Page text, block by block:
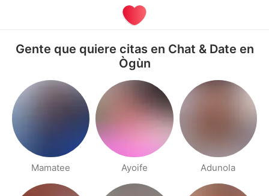
Gente que quiere citas en Chat & Date en
Ògùn
Mamatee Ayoife Adunola